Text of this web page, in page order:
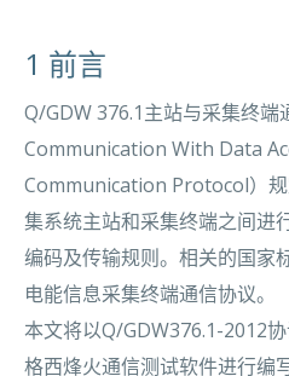
1 前言
Q/GDW 376.1主站与采集终
Communication With Data
Communication Protocol）
集系统主站和采集终端之间进
编码及传输规则。相关的国家
电能信息采集终端通信协议。
本文将以Q/GDW376.1-2012
格西烽火通信测试软件进行编